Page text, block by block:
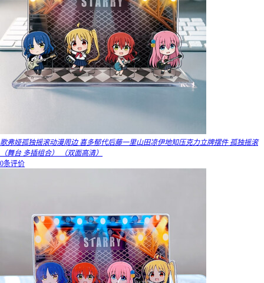
歌弗娅孤独摇滚动漫周边 喜多郁代后藤一里山田凉伊地知压克力立牌摆件 孤独摇滚
（舞台 多插组合） （双面高清）
0条评价